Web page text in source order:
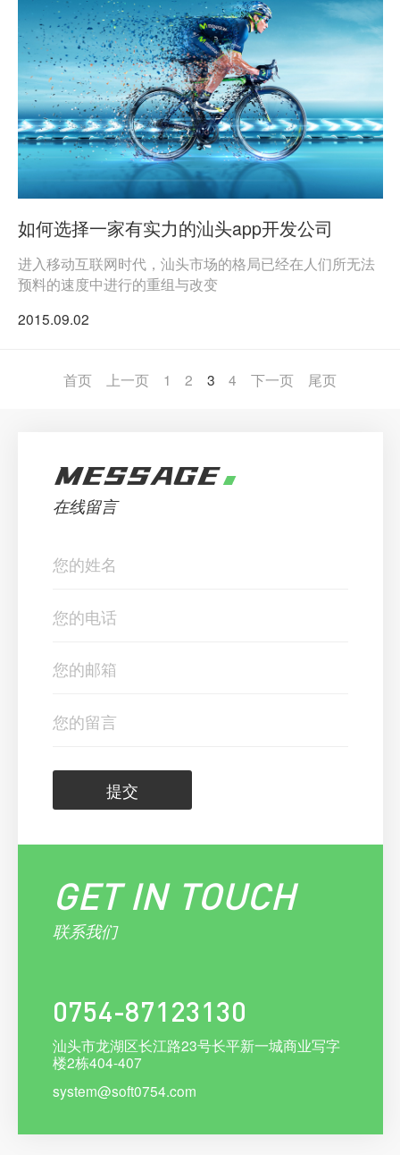
如何选择一家有实力的汕头app开发公司
进入移动互联网时代，汕头市场的格局已经在人们所无法
预料的速度中进行的重组与改变
2015.09.02
首页 上一页 1 2 3 4 下一页 尾页
MESSAGE
在线留言
提交
GET IN TOUCH
联系我们
0754-87123130
汕头市龙湖区长江路23号长平新一城商业写字
楼2栋404-407
system@soft0754.com
汕头网站app开发
企业微信二次开发请找云海网络科技微信定制开发
为什么要做小程序？汕头小程序开发哪家公司好